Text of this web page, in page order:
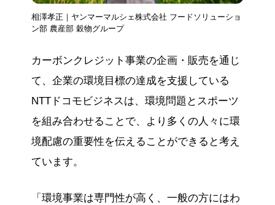
相澤孝正｜ヤンマーマルシェ株式会社 フードソリューショ
ン部 農産部 穀物グループ
カーボンクレジット事業の企画・販売を通じ
て、企業の環境目標の達成を支援している
NTTドコモビジネスは、環境問題とスポーツ
を組み合わせることで、より多くの人々に環
境配慮の重要性を伝えることができると考え
ています。
「環境事業は専門性が高く、一般の方にはわ